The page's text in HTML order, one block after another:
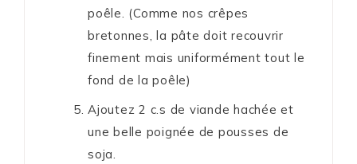
poêle. (Comme nos crêpes
bretonnes, la pâte doit recouvrir
finement mais uniformément tout le
fond de la poêle)
Ajoutez 2 c.s de viande hachée et
une belle poignée de pousses de
soja.